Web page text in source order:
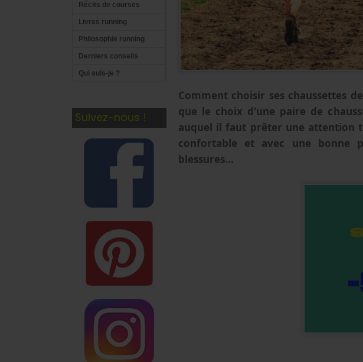
Récits de courses
Livres running
Philosophie running
Derniers conseils
Qui suis-je ?
Suivez-nous !
Comment choisir ses chaussettes
que le choix d'une paire de
auquel il faut prêter une attention
confortable et avec une bonne
blessures...